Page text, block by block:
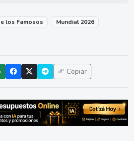
los Famosos
Mundial 2026
Copiar